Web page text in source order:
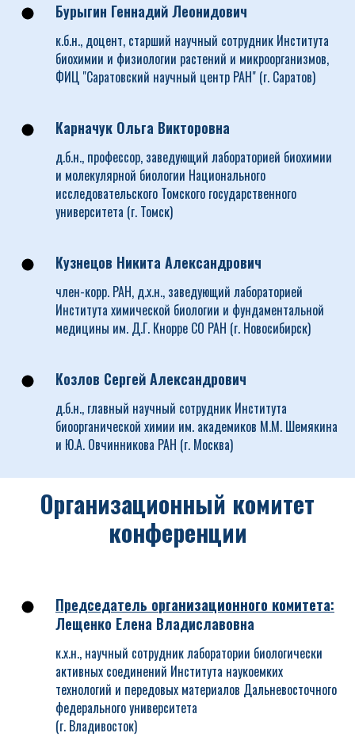
Бурыгин Геннадий Леонидович
к.б.н., доцент, старший научный сотрудник Института
биохимии и физиологии растений и микроорганизмов,
ФИЦ "Саратовский научный центр РАН" (г. Саратов)
Карначук Ольга Викторовна
д.б.н., профессор, заведующий лабораторией биохимии
и молекулярной биологии Национального
исследовательского Томского государственного
университета (г. Томск)
Кузнецов Никита Александрович
член-корр. РАН, д.х.н., заведующий лабораторией
Института химической биологии и фундаментальной
медицины им. Д.Г. Кнорре СО РАН (г. Новосибирск)
Козлов Сергей Александрович
д.б.н., главный научный сотрудник Института
биоорганической химии им. академиков М.М. Шемякина
и Ю.А. Овчинникова РАН (г. Москва)
Организационный комитет
конференции
Председатель организационного комитета:
Лещенко Елена Владиславовна
к.х.н., научный сотрудник лаборатории биологически
активных соединений Института наукоемких
технологий и передовых материалов Дальневосточного
федерального университета
(г. Владивосток)